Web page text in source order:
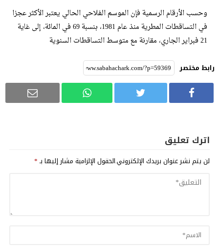
وحسب الأرقام الرسمية فإن الموسم الفلاحي الحالي يعتبر الأكثر عجزا
في التساقطات المطرية منذ عام 1981، بنسبة 69 في المائة، إلى غاية
21 فبراير الجاري، مقارنة مع متوسط التساقطات السنوية
رابط مختصر
اترك تعليق
لن يتم نشر عنوان بريدك الإلكتروني.الحقول الإلزامية مشار إليها بـ*